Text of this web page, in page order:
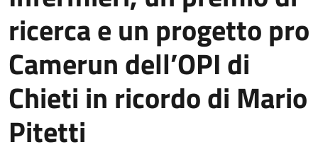
ricerca e un progetto pro
Camerun dell’OPI di
Chieti in ricordo di Mario
Pitetti